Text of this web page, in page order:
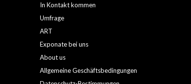
In Kontakt kommen
Umfrage
ART
Exponate bei uns
About us
Allgemeine Geschäftsbedingungen